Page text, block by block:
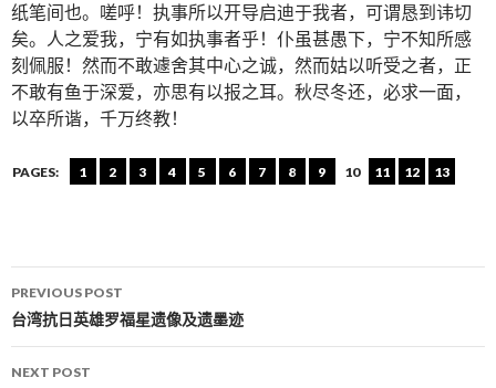
纸笔间也。嗟呼！执事所以开导启迪于我者，可谓恳到讳切
矣。人之爱我，宁有如执事者乎！仆虽甚愚下，宁不知所感
刻佩服！然而不敢遽舍其中心之诚，然而姑以听受之者，正
不敢有鱼于深爱，亦思有以报之耳。秋尽冬还，必求一面，
以卒所谐，千万终教！
PAGES: 1 2 3 4 5 6 7 8 9 10 11 12 13
Post navigation
PREVIOUS POST
台湾抗日英雄罗福星遗像及遗墨迹
NEXT POST